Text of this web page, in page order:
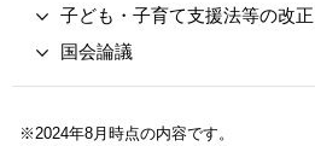
子ども・子育て支援法等の改正
国会論議
※2024年8月時点の内容です。